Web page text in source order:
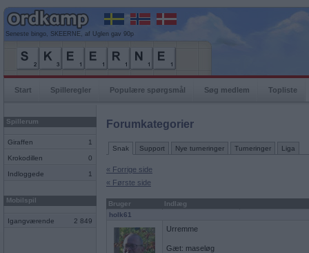
Seneste bingo, SKEERNE, af Uglen gav 90p
Start Spilleregler Populære spørgsmål Søg medlem Topliste
Spillerum
Giraffen 1
Krokodillen 0
Indloggede 1
Mobilspil
Igangværende 2 849
Forumkategorier
Snak Support Nye turneringer Turneringer Liga
« Forrige side
« Første side
Bruger
Indlæg
holk61
Urremme
Gæt: maseløg